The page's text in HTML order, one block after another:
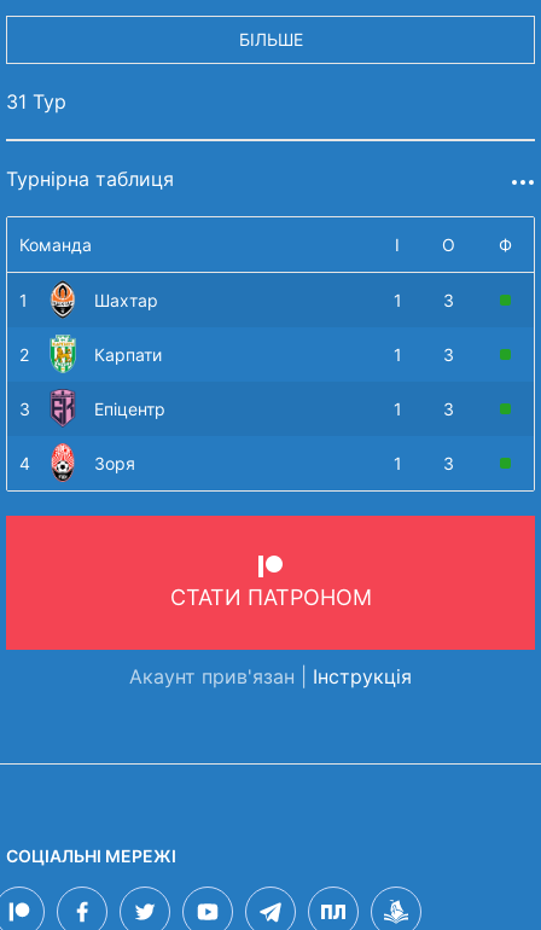
БІЛЬШЕ
31 Тур
Турнірна таблиця
Команда І О Ф
1 Шахтар 1 3
2 Карпати 1 3
3 Епіцентр 1 3
4 Зоря 1 3
СТАТИ ПАТРОНОМ
Акаунт прив'язан | Інструкція
СОЦІАЛЬНІ МЕРЕЖІ